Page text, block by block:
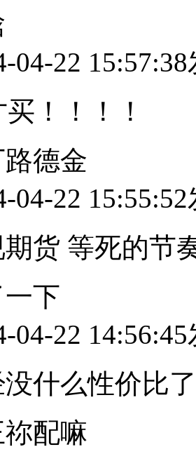
04-22
买！！！！
德金
04-22
货 等死的节
下
04-22
没什么性价比
配嘛